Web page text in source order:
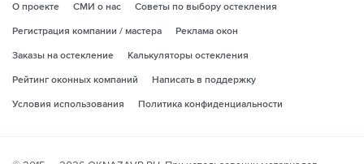
О проекте СМИ о нас
Советы по выбору остекления
Регистрация компании / мастера
Реклама окон
Заказы на остекление
Калькуляторы остекления
Рейтинг оконных компаний
Написать в поддержку
Условия использования
Политика конфиденциальности